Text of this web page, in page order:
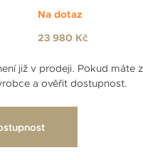
Na dotaz
23 980 Kč
již v prodeji. Pokud máte
a ověřit dostupnost.